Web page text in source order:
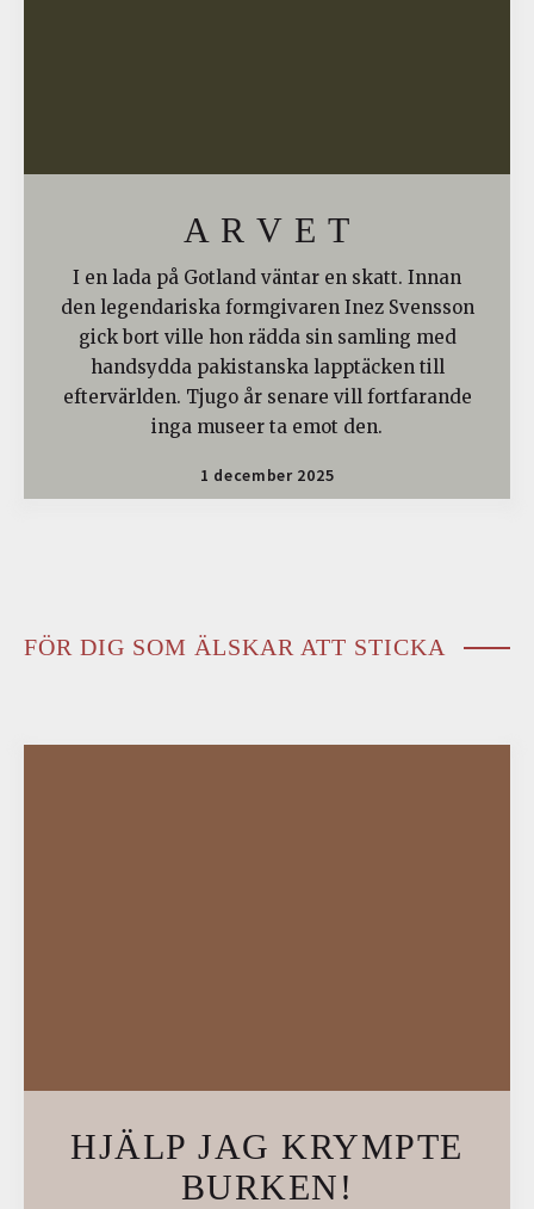
A R V E T
I en lada på Gotland väntar en skatt. Innan
den legendariska formgivaren Inez Svensson
gick bort ville hon rädda sin samling med
handsydda pakistanska lapptäcken till
eftervärlden. Tjugo år senare vill fortfarande
inga museer ta emot den.
1 december 2025
FÖR DIG SOM ÄLSKAR ATT STICKA
HJÄLP JAG KRYMPTE
BURKEN!